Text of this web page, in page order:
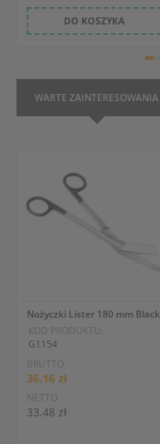
DO KOSZYKA
WARTE ZAINTERESOWANIA
Nożyczki Lister 180 mm Black
KOD PRODUKTU:
G1154
BRUTTO
36.16 zł
NETTO
33.48 zł